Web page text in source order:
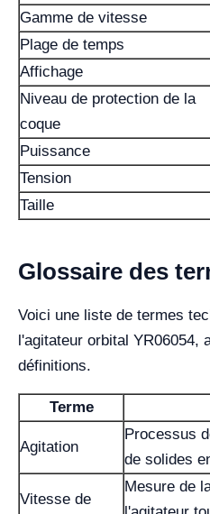
Gamme de vitesse
Plage de temps
Affichage
Niveau de protection de la
coque
Puissance
Tension
Taille
Glossaire des
Voici une liste de termes
l'agitateur orbital YR06054,
définitions.
Terme
Agitation
Processus
de solides
Vitesse de
Mesure de